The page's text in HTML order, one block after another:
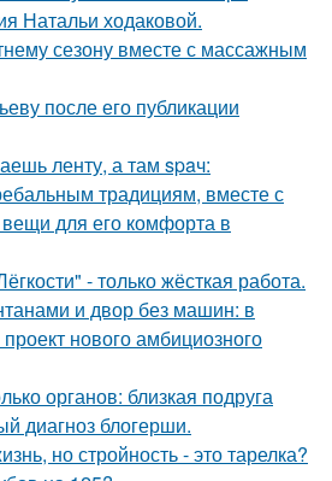
Натальи ходаковой.
сезону вместе с массажным
после его публикации
ленту, а там spaч:
традициям, вместе с
для его комфорта в
- только жёсткая работа.
и двор без машин: в
нового амбициозного
органов: близкая подруга
диагноз блогерши.
но стройность - это тарелка?